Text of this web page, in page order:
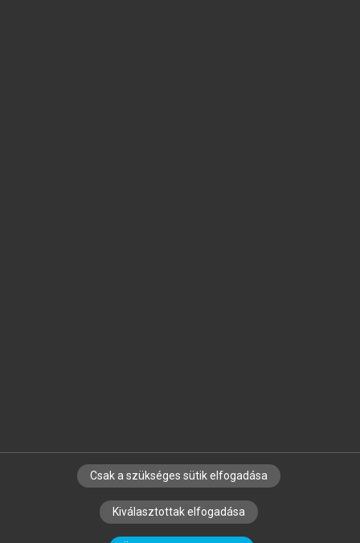
SZERZŐKNEK CÉGEKNEK KÖNYVTÁROSOKNAK
SZERKESZTÉSI ÉS LEKTORÁLÁSI ALAPELVEK
Csak a szükséges sütik elfogadása
Kiválasztottak elfogadása